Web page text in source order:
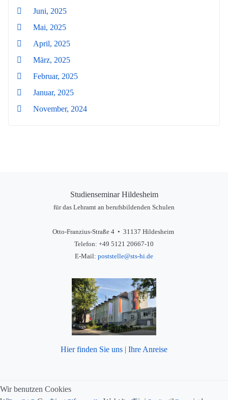
Juni, 2025
Mai, 2025
April, 2025
März, 2025
Februar, 2025
Januar, 2025
November, 2024
Studienseminar Hildesheim
für das Lehramt an berufsbildenden Schulen
Otto-Franzius-Straße 4 • 31137 Hildesheim
Telefon: +49 5121 20667-10
E-Mail: poststelle@sts-hi.de
Hier finden Sie uns | Ihre Anreise
Wir benutzen Cookies